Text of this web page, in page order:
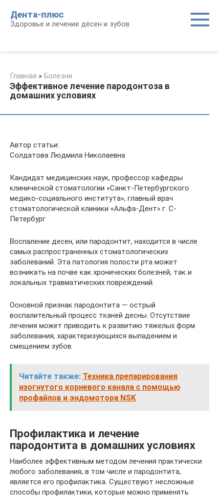
контенту
Дента-плюс
Здоровье и лечение дёсен и зубов
Главная » Болезни
Эффективное лечение пародонтоза в
домашних условиях
Автор статьи:
Солдатова Людмила Николаевна
Кандидат медицинских наук, профессор кафедры
клинической стоматологии «Санкт-Петербургского
медико-социального института», главный врач
стоматологической клиники «Альфа-Дент» г. С-
Петербург
Воспаление десен, или пародонтит, находится в числе
самых распространенных стоматологических
заболеваний. Эта патология полости рта может
возникать на почве как хронических болезней, так и
локальных травматических повреждений.
Основной признак пародонтита — острый
воспалительный процесс тканей десны. Отсутствие
лечения может приводить к развитию тяжелых форм
заболевания, характеризующихся выпадением и
смещением зубов.
Читайте также: Техника препарирования
изогнутого корневого канала с помощью
профайлов и эндомотора NSK
Профилактика и лечение
пародонтита в домашних условиях
Наиболее эффективным методом лечения практически
любого заболевания, в том числе и пародонтита,
является его профилактика. Существуют несложные
способы профилактики, которые можно применять